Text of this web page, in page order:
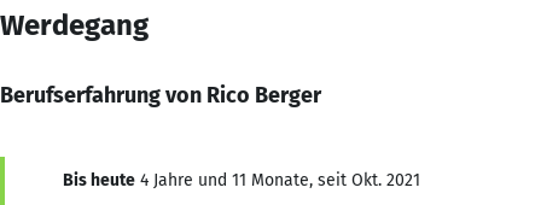
Werdegang
Berufserfahrung von Rico Berger
Bis heute 4 Jahre und 11 Monate, seit Okt. 2021